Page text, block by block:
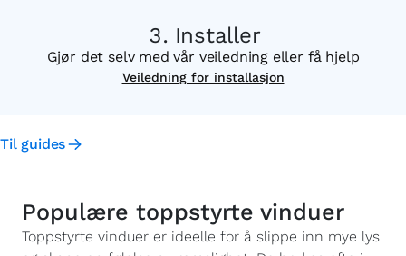
Installer
Gjør det selv med vår veiledning eller få hjelp
Veiledning for installasjon
Til guides
Populære toppstyrte vinduer
Toppstyrte vinduer er ideelle for å slippe inn mye lys